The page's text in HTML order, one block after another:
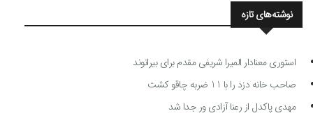
نوشته‌های تازه
استوری معنادار المیرا شریفی مقدم برای بیرانوند
صاحب خانه دزد را با 11 ضربه چاقو کشت
مهدی پاکدل از رعنا آزادی ور جدا شد